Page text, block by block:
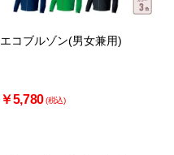
エコブルゾン(男女兼用)
￥5,780(税込)